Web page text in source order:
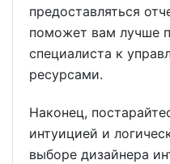
предоставляться
поможет вам лучше
специалиста к
ресурсами.
Наконец,
интуицией и
выборе дизайнера